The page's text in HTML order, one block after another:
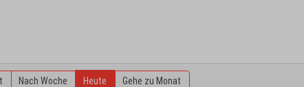
Nach Woche Heute Gehe zu Monat